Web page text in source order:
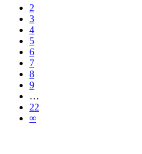
2
3
4
5
6
7
8
9
…
22
∞